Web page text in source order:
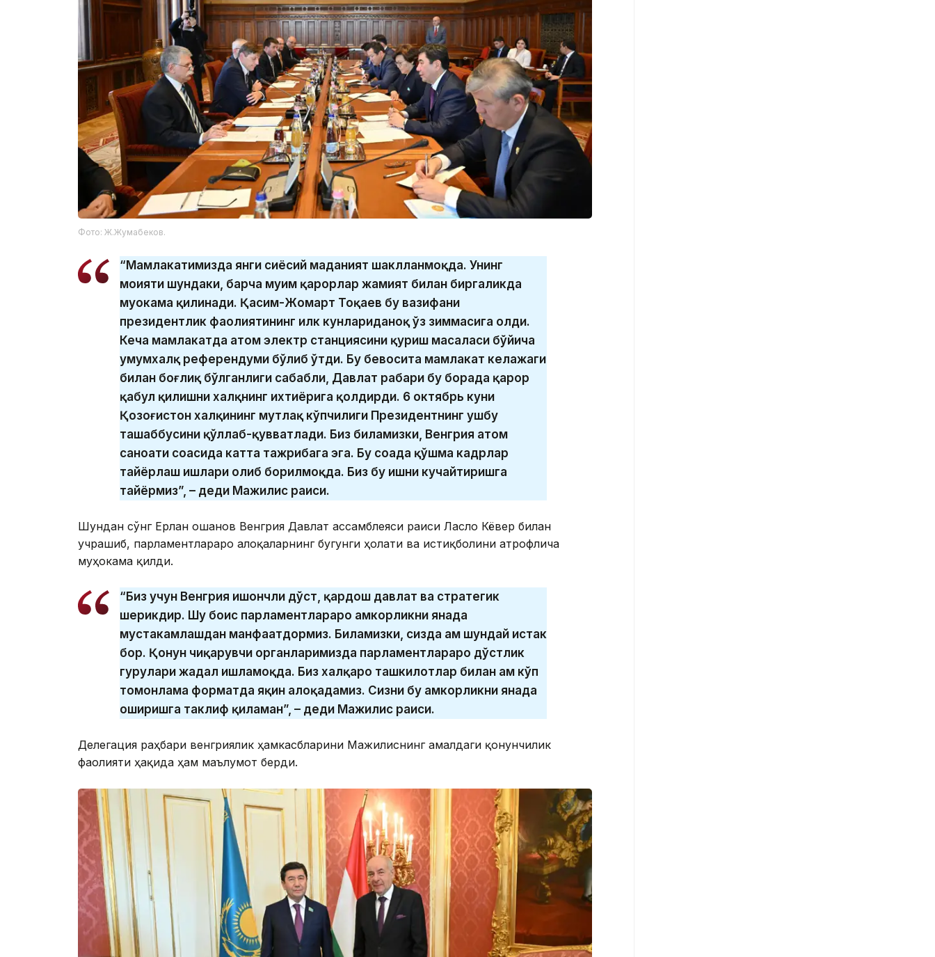
Фото: Ж.Жумабеков.
“Мамлакатимизда янги сиёсий маданият шаклланмоқда. Унинг
моҳияти шундаки, барча муҳим қарорлар жамият билан биргаликда
муҳокама қилинади. Қасим-Жомарт Тоқаев бу вазифани
президентлик фаолиятининг илк кунлариданоқ ўз зиммасига олди.
Кеча мамлакатда атом электр станциясини қуриш масаласи бўйича
умумхалқ референдуми бўлиб ўтди. Бу бевосита мамлакат келажаги
билан боғлиқ бўлганлиги сабабли, Давлат раҳбари бу борада қарор
қабул қилишни халқнинг ихтиёрига қолдирди. 6 октябрь куни
Қозоғистон халқининг мутлақ кўпчилиги Президентнинг ушбу
ташаббусини қўллаб-қувватлади. Биз биламизки, Венгрия атом
саноати соҳасида катта тажрибага эга. Бу соҳада қўшма кадрлар
тайёрлаш ишлари олиб борилмоқда. Биз бу ишни кучайтиришга
тайёрмиз”, – деди Мажилис раиси.
Шундан сўнг Ерлан Қошанов Венгрия Давлат ассамблеяси раиси Ласло Кёвер билан
учрашиб, парламентлараро алоқаларнинг бугунги ҳолати ва истиқболини атрофлича
муҳокама қилди.
“Биз учун Венгрия ишончли дўст, қардош давлат ва стратегик
шерикдир. Шу боис парламентлараро ҳамкорликни янада
мустаҳкамлашдан манфаатдормиз. Биламизки, сизда ҳам шундай истак
бор. Қонун чиқарувчи органларимизда парламентлараро дўстлик
гуруҳлари жадал ишламоқда. Биз халқаро ташкилотлар билан ҳам кўп
томонлама форматда яқин алоқадамиз. Сизни бу ҳамкорликни янада
оширишга таклиф қиламан”, – деди Мажилис раиси.
Делегация раҳбари венгриялик ҳамкасбларини Мажилиснинг амалдаги қонунчилик
фаолияти ҳақида ҳам маълумот берди.